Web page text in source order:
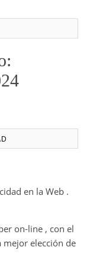
en la Web .
on-line , con el
mejor elección de